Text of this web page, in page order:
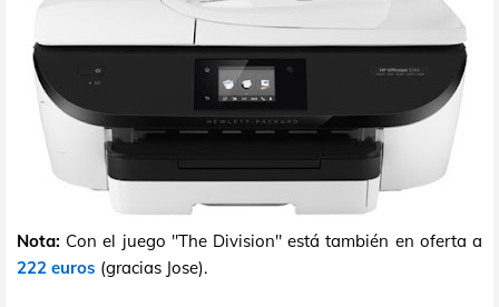
Nota: Con el juego "The Division" está también en oferta a
222 euros (gracias Jose).